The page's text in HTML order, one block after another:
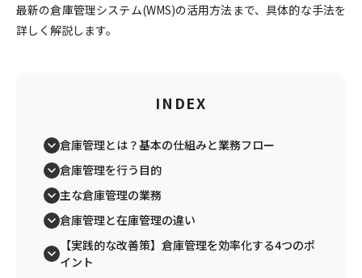
最新の倉庫管理システム(WMS)の活用方法まで、具体的な手法を
詳しく解説します。
INDEX
倉庫管理とは？基本の仕組みと業務フロー
倉庫管理を行う目的
主な倉庫管理の業務
倉庫管理と在庫管理の違い
【実践的な改善策】倉庫管理を効率化する4つのポ
イント